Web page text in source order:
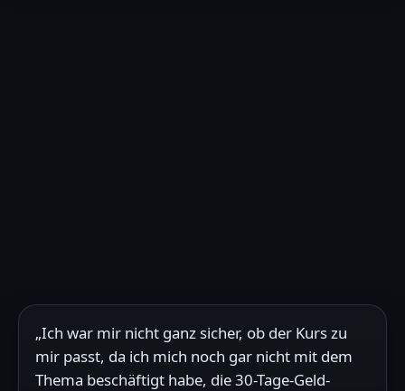
„Ich war mir nicht ganz sicher, ob der Kurs zu
mir passt, da ich mich noch gar nicht mit dem
Thema beschäftigt habe, die 30-Tage-Geld-